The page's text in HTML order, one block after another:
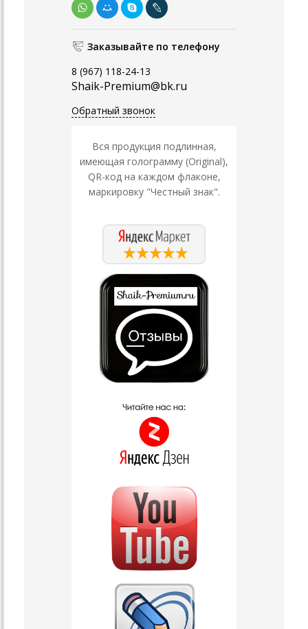
Заказывайте по телефону
8 (967) 118-24-13
Shaik-Premium@bk.ru
Обратный звонок
Вся продукция подлинная,
имеющая голограмму (Original),
QR-код на каждом флаконе,
маркировку "Честный знак".